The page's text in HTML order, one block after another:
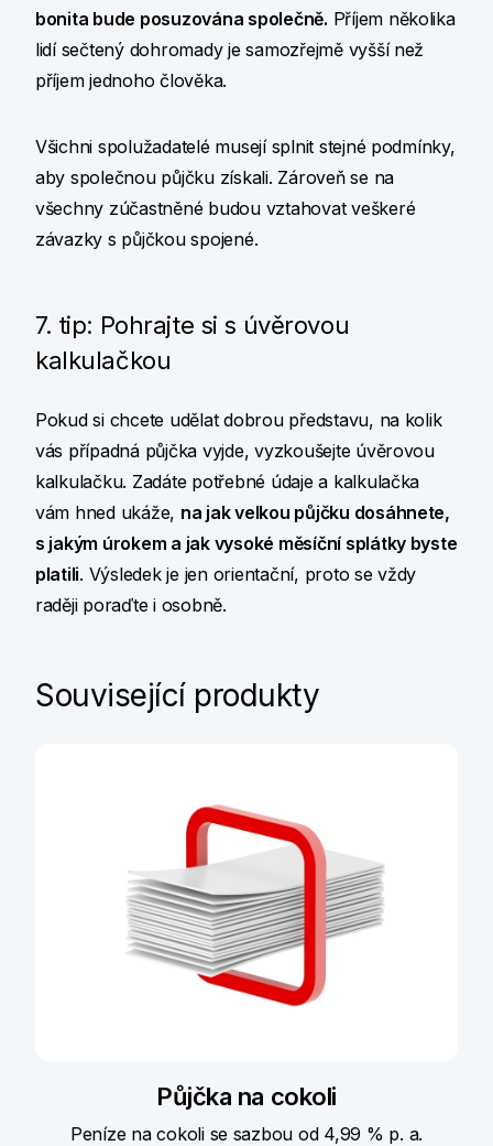
bonita bude posuzována společně. Příjem několika
lidí sečtený dohromady je samozřejmě vyšší než
příjem jednoho člověka.
Všichni spolužadatelé musejí splnit stejné podmínky,
aby společnou půjčku získali. Zároveň se na
všechny zúčastněné budou vztahovat veškeré
závazky s půjčkou spojené.
7. tip: Pohrajte si s úvěrovou
kalkulačkou
Pokud si chcete udělat dobrou představu, na kolik
vás případná půjčka vyjde, vyzkoušejte úvěrovou
kalkulačku. Zadáte potřebné údaje a kalkulačka
vám hned ukáže, na jak velkou půjčku dosáhnete,
s jakým úrokem a jak vysoké měsíční splátky byste
platili. Výsledek je jen orientační, proto se vždy
raději poraďte i osobně.
Související produkty
Půjčka na cokoli
Peníze na cokoli se sazbou od 4,99 % p. a.